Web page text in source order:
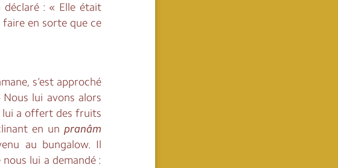
: « Elle était
en sorte que ce
s’est approché
lui avons alors
lui a offert des fruits
en un pranâm
au bungalow. Il
lui a demandé :